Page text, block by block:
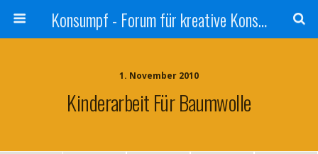
Konsumpf - Forum für kreative Konsumkritik - Culture Jamming, Nachhaltigkeit, Konzernkritik, Adbusting
1. November 2010
Kinderarbeit Für Baumwolle